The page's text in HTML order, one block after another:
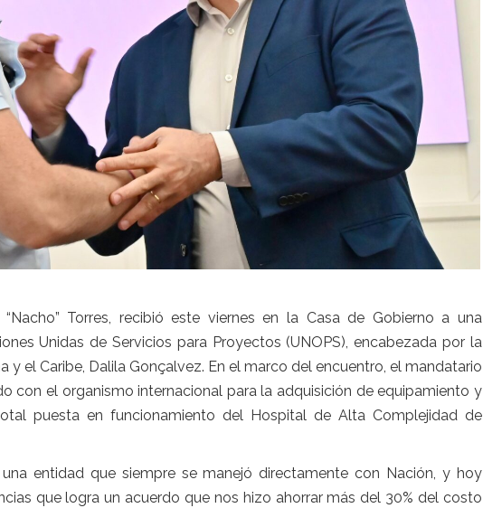
Torres, recibió este viernes en la Casa de Gobierno a una
Unidas de Servicios para Proyectos (UNOPS), encabezada por la
y el Caribe, Dalila Gonçalvez. En el marco del encuentro, el mandatario
con el organismo internacional para la adquisición de equipamiento y
puesta en funcionamiento del Hospital de Alta Complejidad de
entidad que siempre se manejó directamente con Nación, y hoy
que logra un acuerdo que nos hizo ahorrar más del 30% del costo